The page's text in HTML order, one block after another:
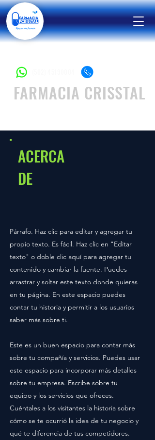
FARMACIA CRISSTAL
ACERCA
DE
Párrafo. Haz clic para editar y agregar tu
propio texto. Es fácil. Haz clic en "Editar
texto" o doble clic aquí para agregar tu
contenido y cambiar la fuente. Puedes
arrastrar y soltar este texto donde quieras
en tu página. En este espacio puedes
contar tu historia y permitir a los usuarios
saber más sobre ti.
Este es un buen espacio para contar más
sobre tu compañía y servicios. Puedes usar
este espacio para incorporar más detalles
sobre tu empresa. Escribe sobre tu
equipo y los servicios que ofreces.
Cuéntales a los visitantes la historia sobre
cómo se te ocurrió la idea de tu negocio y
qué te diferencia de tus competidores.